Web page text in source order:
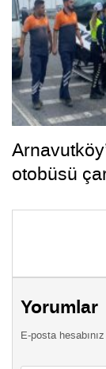
otobüsü
Yorumlar
E-posta